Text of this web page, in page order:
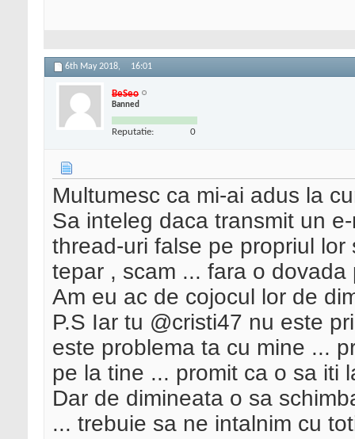
6th May 2018, 16:01
BeSeo
Banned
Reputatie: 0
Multumesc ca mi-ai adus la
Sa inteleg daca transmit un
thread-uri false pe propriul
tepar , scam ... fara o
Am eu ac de cojocul lor de
P.S Iar tu @cristi47 nu este
este problema ta cu mine ...
pe la tine ... promit ca o sa iti
Dar de dimineata o sa
... trebuie sa ne intalnim cu